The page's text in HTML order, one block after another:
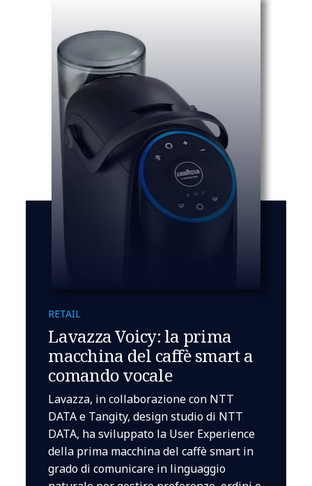
RETAIL
Lavazza Voicy: la prima
macchina del caffè smart a
comando vocale
Lavazza, in collaborazione con NTT
DATA e Tangity, design studio di NTT
DATA, ha sviluppato la User Experience
della prima macchina del caffè smart in
grado di comunicare in linguaggio